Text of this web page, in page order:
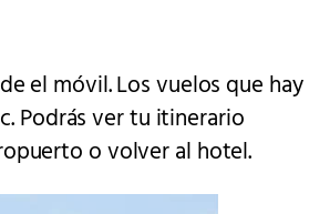
el móvil. Los vuelos que hay
Podrás ver tu itinerario
o volver al hotel.